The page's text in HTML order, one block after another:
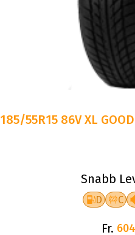
185/55R15 86V XL
Snabb
D C
Fr.